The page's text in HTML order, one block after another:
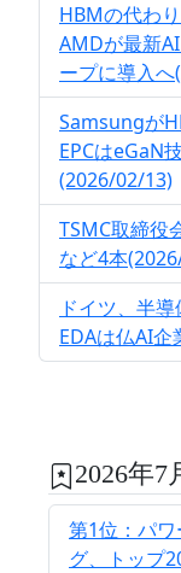
HBMの代わ
AMDが最新
ープに導入
Samsungが
EPCはeGaN
(2026/02/13)
TSMC取締役
など4本
ドイツ、半
EDAは仏AI
2026年7
第1位：パ
グ、トップ